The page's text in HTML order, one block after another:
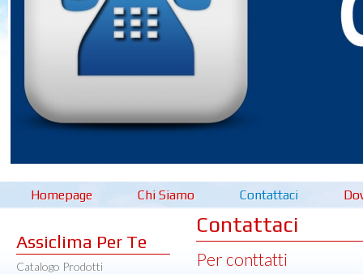
Homepage Chi Siamo Contattaci
Contattaci
Per conttatti
Assiclima Per Te
Catalogo Prodotti